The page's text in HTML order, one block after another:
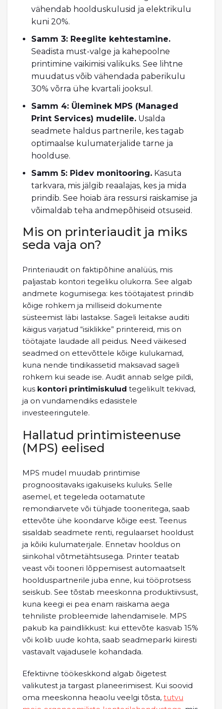
vähendab hoolduskulusid ja elektrikulu
kuni 20%.
Samm 3: Reeglite kehtestamine.
Seadista must-valge ja kahepoolne
printimine vaikimisi valikuks. See lihtne
muudatus võib vähendada paberikulu
30% võrra ühe kvartali jooksul.
Samm 4: Üleminek MPS (Managed
Print Services) mudelile. Usalda
seadmete haldus partnerile, kes tagab
optimaalse kulumaterjalide tarne ja
hoolduse.
Samm 5: Pidev monitooring. Kasuta
tarkvara, mis jälgib reaalajas, kes ja mida
prindib. See hoiab ära ressursi raiskamise ja
võimaldab teha andmepõhiseid otsuseid.
Mis on printeriaudit ja miks
seda vaja on?
Printeriaudit on faktipõhine analüüs, mis
paljastab kontori tegeliku olukorra. See algab
andmete kogumisega: kes töötajatest prindib
kõige rohkem ja milliseid dokumente
süsteemist läbi lastakse. Sageli leitakse auditi
käigus varjatud “isiklikke” printereid, mis on
töötajate laudade all peidus. Need väikesed
seadmed on ettevõttele kõige kulukamad,
kuna nende tindikassetid maksavad sageli
rohkem kui seade ise. Audit annab selge pildi,
kus kontori printimiskulud tegelikult tekivad,
ja on vundamendiks edasistele
investeeringutele.
Hallatud printimisteenuse
(MPS) eelised
MPS mudel muudab printimise
prognoositavaks igakuiseks kuluks. Selle
asemel, et tegeleda ootamatute
remondiarvete või tühjade tooneritega, saab
ettevõte ühe koondarve kõige eest. Teenus
sisaldab seadmete renti, regulaarset hooldust
ja kõiki kulumaterjale. Ennetav hooldus on
siinkohal võtmetähtsusega. Printer teatab
veast või tooneri lõppemisest automaatselt
hoolduspartnerile juba enne, kui tööprotsess
seiskub. See tõstab meeskonna produktiivsust,
kuna keegi ei pea enam raiskama aega
tehniliste probleemide lahendamisele. MPS
pakub ka paindlikkust: kui ettevõte kasvab 15%
või kolib uude kohta, saab seadmeparki kiiresti
vastavalt vajadusele kohandada.
Efektiivne töökeskkond algab õigetest
valikutest ja targast planeerimisest. Kui soovid
oma meeskonna heaolu veelgi tõsta, tutvu